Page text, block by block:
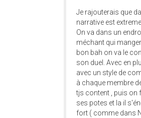
Je rajouterais que
narrative est
On va dans un
méchant qui
bon bah on va le
son duel. Avec en
avec un style de
à chaque membre
tjs content , puis on
ses potes et la il
fort ( comme dans